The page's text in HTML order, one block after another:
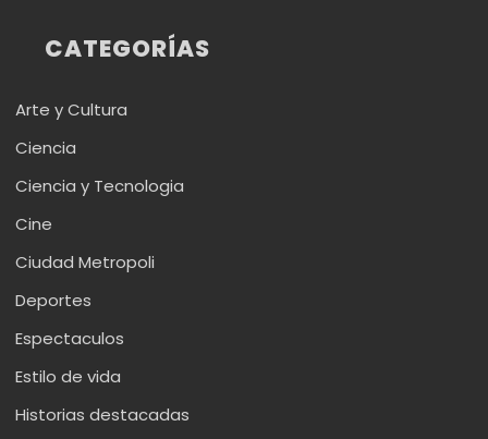
CATEGORÍAS
Arte y Cultura
Ciencia
Ciencia y Tecnologia
Cine
Ciudad Metropoli
Deportes
Espectaculos
Estilo de vida
Historias destacadas